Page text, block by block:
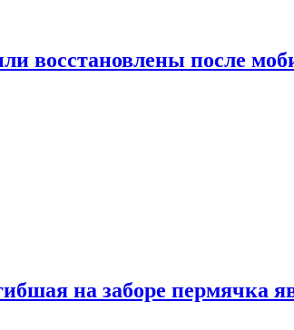
восстановлены после
на заборе пермячка